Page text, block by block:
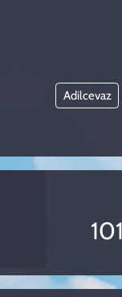
Adilcevaz